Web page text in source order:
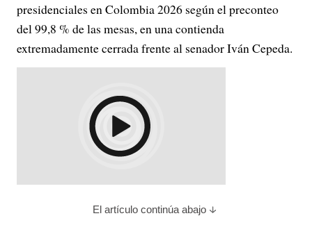
presidenciales en Colombia 2026 según el preconteo
del 99,8 % de las mesas, en una contienda
extremadamente cerrada frente al senador Iván Cepeda.
El artículo continúa abajo